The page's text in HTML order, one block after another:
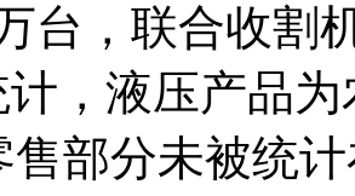
台，联合收割
，液压产品
售部分未被统